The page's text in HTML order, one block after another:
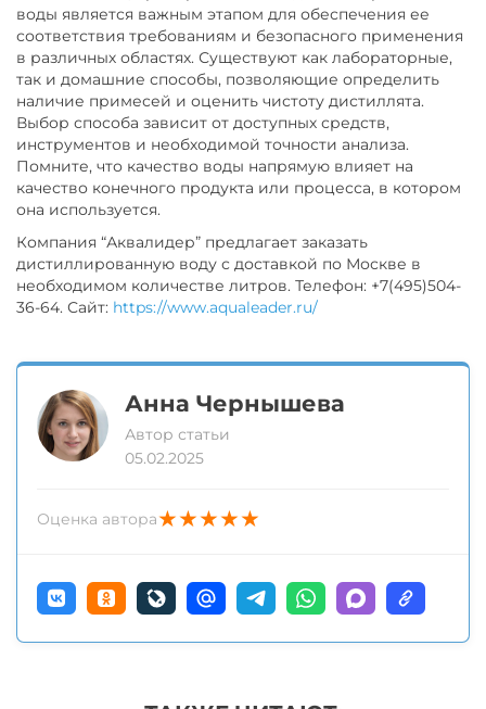
воды является важным этапом для обеспечения ее
соответствия требованиям и безопасного применения
в различных областях. Существуют как лабораторные,
так и домашние способы, позволяющие определить
наличие примесей и оценить чистоту дистиллята.
Выбор способа зависит от доступных средств,
инструментов и необходимой точности анализа.
Помните, что качество воды напрямую влияет на
качество конечного продукта или процесса, в котором
она используется.
Компания “Аквалидер” предлагает заказать
дистиллированную воду с доставкой по Москве в
необходимом количестве литров. Телефон: +7(495)504-
36-64. Сайт: https://www.aqualeader.ru/
Анна Чернышева
Автор статьи
05.02.2025
Оценка автора★★★★★